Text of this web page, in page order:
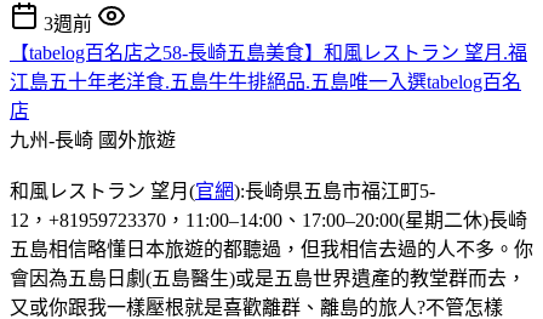
3週前
【tabelog百名店之58-長崎五島美食】和風レストラン 望月.福
江島五十年老洋食.五島牛牛排絕品.五島唯一入選tabelog百名
店
九州-長崎 國外旅遊
和風レストラン 望月(官網):長崎県五島市福江町5-
12，+81959723370，11:00–14:00、17:00–20:00(星期二休)長崎
五島相信略懂日本旅遊的都聽過，但我相信去過的人不多。你
會因為五島日劇(五島醫生)或是五島世界遺產的教堂群而去，
又或你跟我一樣壓根就是喜歡離群、離島的旅人?不管怎樣